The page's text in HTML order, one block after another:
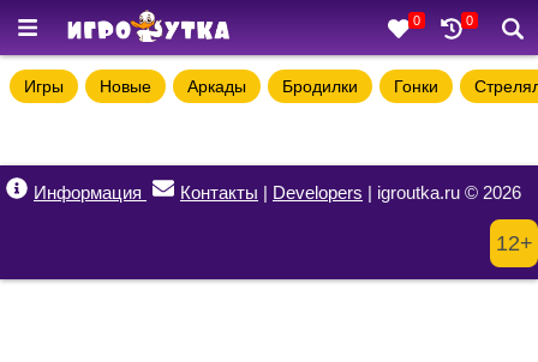
0 0
Игры Новые Аркады Бродилки Гонки
Информация Контакты | Developers | igroutka.ru © 2026
12+